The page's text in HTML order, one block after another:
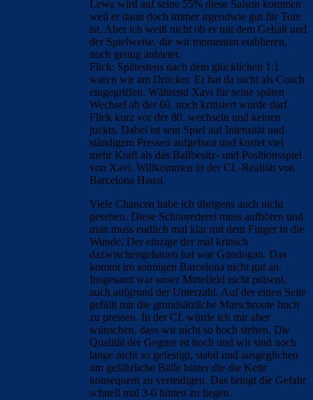
Lewa wird auf seine 55% diese Saison kommen
weil er dann doch immer irgendwie gut für Tore
ist. Aber ich weiß nicht ob er mit dem Gehalt und
der Spielweise, die wir momentan etablieren,
noch genug anbietet.
Flick: Spätestens nach dem glücklichen 1:1
waren wir am Drücker. Er hat da nicht als Coach
eingegriffen. Während Xavi für seine späten
Wechsel ab der 60. noch kritisiert wurde darf
Flick kurz vor der 80. wechseln und keinen
juckts. Dabei ist sein Spiel auf Intensität und
ständigem Pressen aufgebaut und kostet viel
mehr Kraft als das Ballbesitz- und Positionsspiel
von Xavi. Willkommen in der CL-Realität von
Barcelona Hansi.
Viele Chancen habe ich übrigens auch nicht
gesehen. Diese Schönrederei muss aufhören und
man muss endlich mal klar mit dem Finger in die
Wunde. Der einzige der mal kritisch
dazwischengehauen hat war Gündogan. Das
kommt im sonnigen Barcelona nicht gut an.
Insgesamt war unser Mittelfeld nicht präsent,
auch aufgrund der Unterzahl. Auf der einen Seite
gefällt mir die grundsätzliche Marschroute hoch
zu pressen. In der CL würde ich mir aber
wünschen, dass wir nicht so hoch stehen. Die
Qualität der Gegner ist hoch und wir sind noch
lange nicht so gefestigt, stabil und ausgeglichen
um gefährliche Bälle hinter die die Kette
konsequent zu verteidigen. Das bringt die Gefahr
schnell mal 3-0 hinten zu liegen.